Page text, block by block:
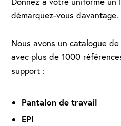
démarquez-vous davantage.
Nous avons un catalogue
avec plus de 1000
support :
Pantalon de travail
EPI